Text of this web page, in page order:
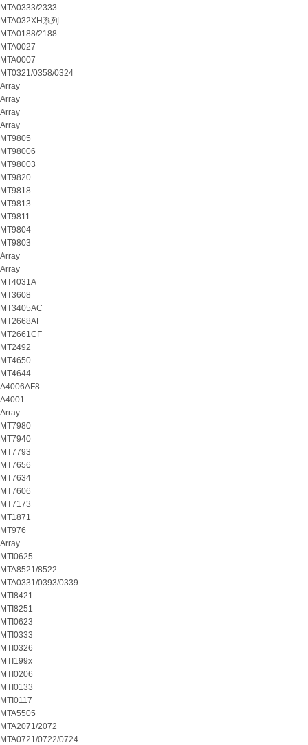
MTA0333/2333
MTA032XH系列
MTA0188/2188
MTA0027
MTA0007
MT0321/0358/0324
Array
Array
Array
Array
MT9805
MT98006
MT98003
MT9820
MT9818
MT9813
MT9811
MT9804
MT9803
Array
Array
MT4031A
MT3608
MT3405AC
MT2668AF
MT2661CF
MT2492
MT4650
MT4644
A4006AF8
A4001
Array
MT7980
MT7940
MT7793
MT7656
MT7634
MT7606
MT7173
MT1871
MT976
Array
MTI0625
MTA8521/8522
MTA0331/0393/0339
MTI8421
MTI8251
MTI0623
MTI0333
MTI0326
MTI199x
MTI0206
MTI0133
MTI0117
MTA5505
MTA2071/2072
MTA0721/0722/0724